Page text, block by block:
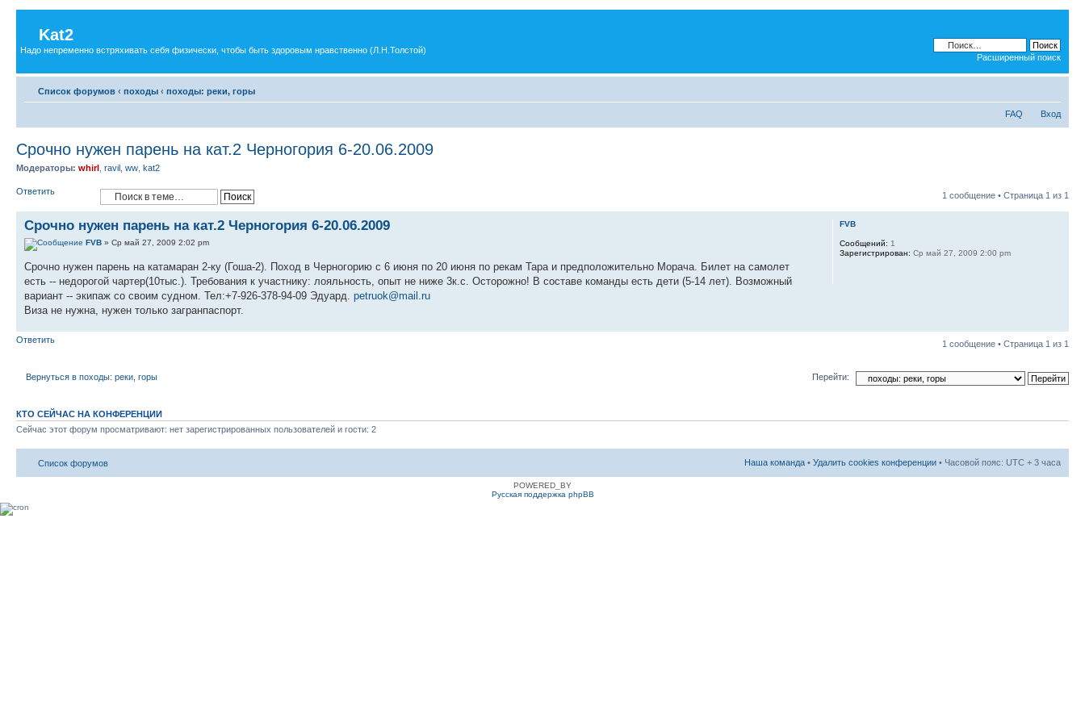
Kat2
Надо непременно встряхивать себя физически, чтобы быть здоровым нравственно (Л.Н.Толстой)
Расширенный поиск
Список форумов ‹ походы ‹ походы: реки, горы
FAQ Вход
Срочно нужен парень на кат.2 Черногория 6-20.06.2009
Модераторы: whirl ravil ww kat2
Ответить 1 сообщение • Страница 1 из 1
Срочно нужен парень на кат.2 Черногория 6-20.06.2009
FVB » Ср май 27, 2009 2:02 pm
Срочно нужен парень на катамаран 2-ку (Гоша-2). Поход в Черногорию с 6 июня по 20 июня по рекам Тара и предположительно Морача. Билет на самолет
есть -- недорогой чартер(10тыс.). Требования к участнику: лояльность, опыт не ниже 3к.с. Осторожно! В составе команды есть дети (5-14 лет). Возможный
вариант -- экипаж со своим судном. Тел:+7-926-378-94-09 Эдуард. petruok@mail.ru
Виза не нужна, нужен только загранпаспорт.
FVB
Сообщений: 1
Зарегистрирован: Ср май 27, 2009 2:00 pm
Ответить 1 сообщение • Страница 1 из 1
Вернуться в походы: реки, горы Перейти:
КТО СЕЙЧАС НА КОНФЕРЕНЦИИ
Сейчас этот форум просматривают: нет зарегистрированных пользователей и гости: 2
Список форумов Наша команда • Удалить cookies конференции • Часовой пояс: UTC + 3 часа
POWERED_BY
Русская поддержка phpBB